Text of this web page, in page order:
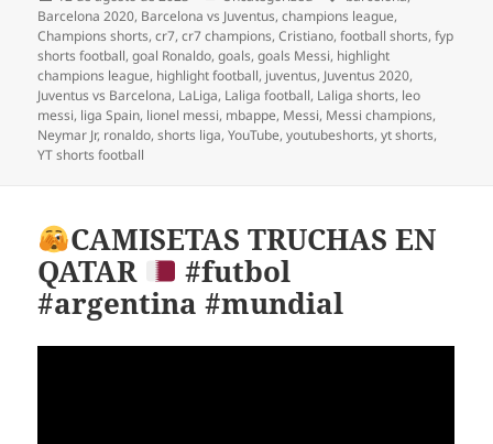
el
Barcelona 2020, Barcelona vs Juventus,champions league,
Champions shorts,cr7,cr7 champions,Cristiano,football shorts,fyp
shorts football,goal Ronaldo,goals,goals Messi, highlight
champions league, highlight football, juventus, Juventus 2020,
Juventus vs Barcelona, LaLiga, Laliga football, Laliga shorts, leo
messi, liga Spain, lionel messi, mbappe, Messi, Messi champions,
Neymar Jr, ronaldo,shorts liga,YouTube,youtubeshorts,yt shorts,
YT shorts football
CAMISETAS TRUCHAS EN
QATAR
#futbol
#argentina #mundial